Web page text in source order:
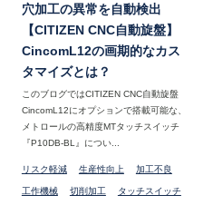
穴加工の異常を自動検出
【CITIZEN CNC自動旋盤】
CincomL12の画期的なカス
タマイズとは？
このブログではCITIZEN CNC自動旋盤
CincomL12にオプションで搭載可能な、
メトロールの高精度MTタッチスイッチ
『P10DB-BL』につい...
リスク軽減 生産性向上 加工不良
工作機械 切削加工 タッチスイッチ